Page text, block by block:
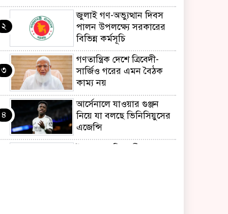
২
জুলাই গণ-অভ্যুত্থান দিবস
পালন উপলক্ষ্যে সরকারের
বিভিন্ন কর্মসূচি
৩
গণতান্ত্রিক দেশে ত্রিবেদী-
সার্জিও গরের এমন বৈঠক
কাম্য নয়
৪
আর্সেনালে যাওয়ার গুঞ্জন
নিয়ে যা বলছে ভিনিসিয়ুসের
এজেন্সি